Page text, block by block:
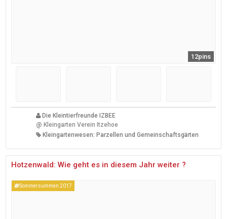
12pins
Die Kleintierfreunde IZBEE
@ Kleingarten Verein Itzehoe
Kleingartenwesen: Parzellen und Gemeinschaftsgärten
Hotzenwald: Wie geht es in diesem Jahr weiter ?
Sommersummen 2017